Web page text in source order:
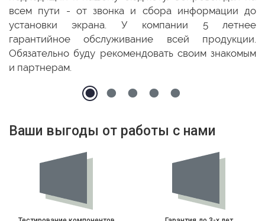
всем пути - от звонка и сбора информации до
установки экрана. У компании 5 летнее
гарантийное обслуживание всей продукции.
Обязательно буду рекомендовать своим знакомым
и партнерам.
Ваши выгоды от работы с нами